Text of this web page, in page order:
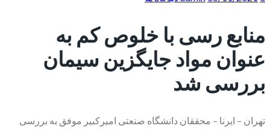
منابع رسی با خلوص کم به
عنوان مواد جایگزین سیمان
بررسی شد
تهران – ایرنا – محققان دانشگاه صنعتی امیرکبیر موفق به بررسی